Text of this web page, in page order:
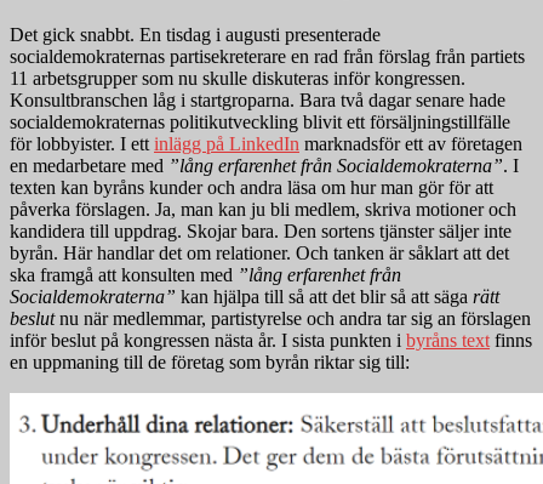
Det gick snabbt. En tisdag i augusti presenterade
socialdemokraternas partisekreterare en rad från förslag från partiets
11 arbetsgrupper som nu skulle diskuteras inför kongressen.
Konsultbranschen låg i startgroparna. Bara två dagar senare hade
socialdemokraternas politikutveckling blivit ett försäljningstillfälle
för lobbyister. I ett inlägg på LinkedIn marknadsför ett av företagen
en medarbetare med ”lång erfarenhet från Socialdemokraterna”. I
texten kan byråns kunder och andra läsa om hur man gör för att
påverka förslagen. Ja, man kan ju bli medlem, skriva motioner och
kandidera till uppdrag. Skojar bara. Den sortens tjänster säljer inte
byrån. Här handlar det om relationer. Och tanken är såklart att det
ska framgå att konsulten med ”lång erfarenhet från
Socialdemokraterna” kan hjälpa till så att det blir så att säga rätt
beslutnu när medlemmar, partistyrelse och andra tar sig an förslagen
inför beslut på kongressen nästa år. I sista punkten i byråns text finns
en uppmaning till de företag som byrån riktar sig till: